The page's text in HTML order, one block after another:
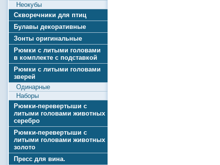
Неокубы
Скворечники для птиц
Булавы декоративные
Зонты оригинальные
Рюмки с литыми головами
в комплекте с подставкой
Рюмки с литыми головами
зверей
Одинарные
Наборы
Рюмки-перевертыши с
литыми головами животных
серебро
Рюмки-перевертыши с
литыми головами животных
золото
Пресс для вина.